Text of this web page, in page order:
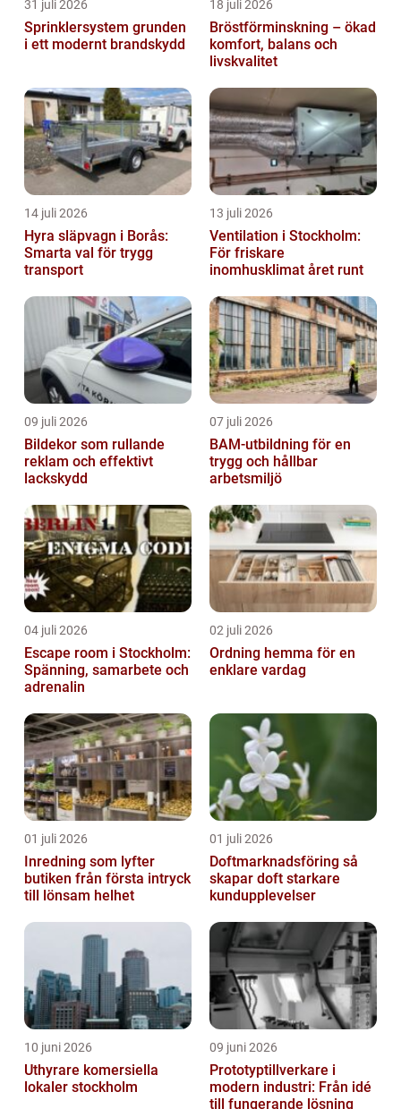
31 juli 2026
Sprinklersystem grunden
i ett modernt brandskydd
18 juli 2026
Bröstförminskning – ökad
komfort, balans och
livskvalitet
14 juli 2026
Hyra släpvagn i Borås:
Smarta val för trygg
transport
13 juli 2026
Ventilation i Stockholm:
För friskare
inomhusklimat året runt
09 juli 2026
Bildekor som rullande
reklam och effektivt
lackskydd
07 juli 2026
BAM-utbildning för en
trygg och hållbar
arbetsmiljö
04 juli 2026
Escape room i Stockholm:
Spänning, samarbete och
adrenalin
02 juli 2026
Ordning hemma för en
enklare vardag
01 juli 2026
Inredning som lyfter
butiken från första intryck
till lönsam helhet
01 juli 2026
Doftmarknadsföring så
skapar doft starkare
kundupplevelser
10 juni 2026
Uthyrare komersiella
lokaler stockholm
09 juni 2026
Prototyptillverkare i
modern industri: Från idé
till fungerande lösning